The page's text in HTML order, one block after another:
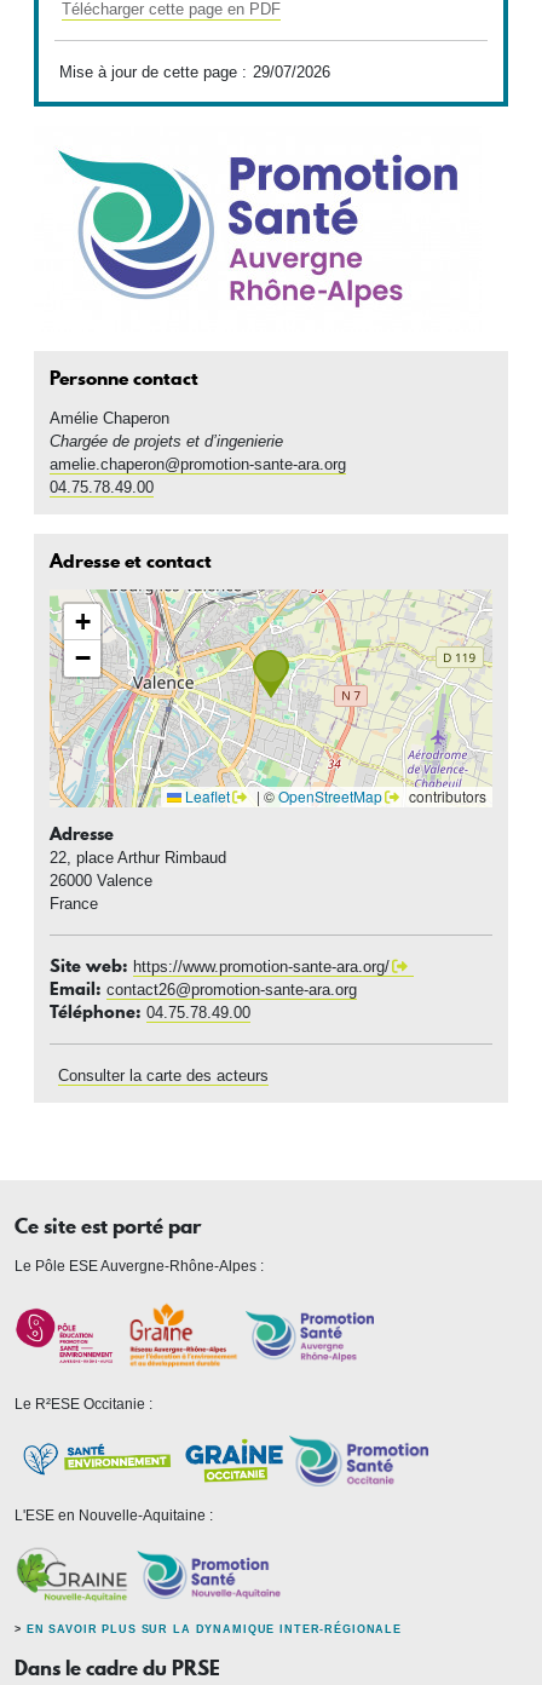
Télécharger cette page en PDF
Mise à jour de cette page : 29/07/2026
Personne contact
Amélie Chaperon
Chargée de projets et d’ingenierie
amelie.chaperon@promotion-sante-ara.org
04.75.78.49.00
Adresse et contact
+
−
Leaflet | ©OpenStreetMap contributors
Adresse
22, place Arthur Rimbaud
26000 Valence
France
Site web https://www.promotion-sante-ara.org/
Email contact26@promotion-sante-ara.org
Téléphone 04.75.78.49.00
Consulter la carte des acteurs
Ce site est porté par
Le Pôle ESE Auvergne-Rhône-Alpes :
Le R²ESE Occitanie :
L'ESE en Nouvelle-Aquitaine :
> EN SAVOIR PLUS SUR LA DYNAMIQUE INTER-RÉGIONALE
Dans le cadre du PRSE